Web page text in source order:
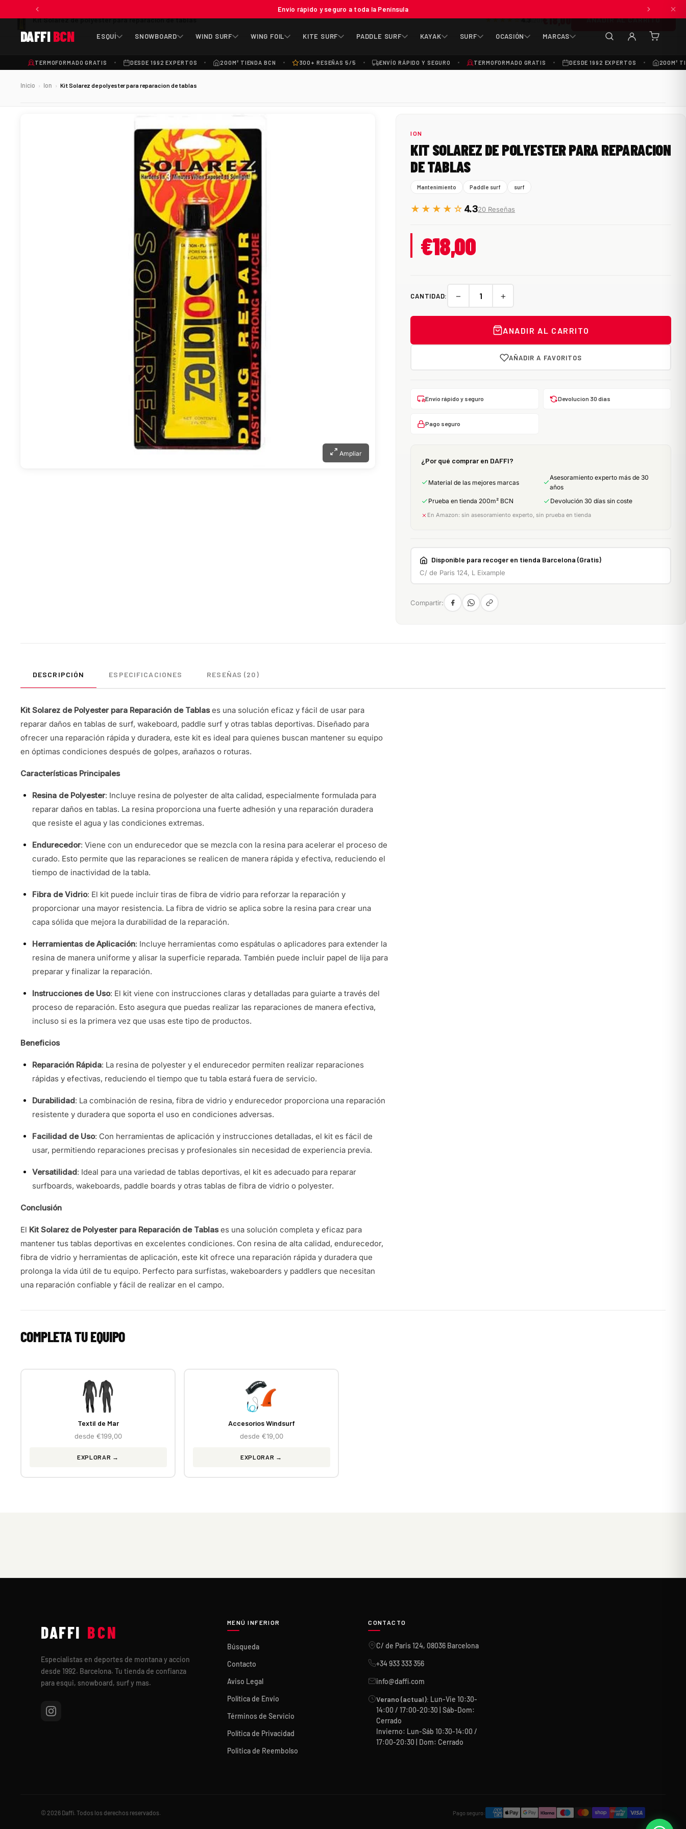
Envío rápido y seguro a toda la Península
DAFFIBCN ESQUÍ SNOWBOARD WIND SURF WING FOIL KITE SURF PADDLE SURF KAYAK SURF OCASIÓN MARCAS
(0
TERMOFORMADO GRATIS DESDE 1992 EXPERTOS 200M² TIENDA BCN 300+ RESEÑAS 5/5 ENVÍO RÁPIDO Y SEGURO TERMOFORMADO GRATIS DESDE 1992 EXPERTOS 200M²
Kit Solarez de polyester para reparacion de tablas ★★★★☆4.3(20)€18,00 ANADIR AL CARRITO
Inicio › Ion › Kit Solarez de polyester para reparacion de tablas
Ampliar
ION
KIT SOLAREZ DE POLYESTER PARA REPARACION
DE TABLAS
Mantenimiento Paddle surf surf
★★★★☆ 4.320 Reseñas
€18,00
CANTIDAD: − +
ANADIR AL CARRITO
AÑADIR A FAVORITOS
Envío rápido y seguro Devolucion 30 dias
Pago seguro
¿Por qué comprar en DAFFI?
Material de las mejores marcas
Asesoramiento experto más de 30
años
Prueba en tienda 200m² BCN
Devolución 30 días sin coste
En Amazon: sin asesoramiento experto, sin prueba en tienda
Disponible para recoger en tienda Barcelona (Gratis)
C/ de Paris 124, L Eixample
Compartir:
DESCRIPCIÓN ESPECIFICACIONES RESEÑAS (20)
Kit Solarez de Polyester para Reparación de Tablases una solución eficaz y fácil de usar para
reparar daños en tablas de surf, wakeboard, paddle surf y otras tablas deportivas. Diseñado para
ofrecer una reparación rápida y duradera, este kit es ideal para quienes buscan mantener su equipo
en óptimas condiciones después de golpes, arañazos o roturas.
Características Principales
Resina de Polyester: Incluye resina de polyester de alta calidad, especialmente formulada para
reparar daños en tablas. La resina proporciona una fuerte adhesión y una reparación duradera
que resiste el agua y las condiciones extremas.
Endurecedor: Viene con un endurecedor que se mezcla con la resina para acelerar el proceso de
curado. Esto permite que las reparaciones se realicen de manera rápida y efectiva, reduciendo el
tiempo de inactividad de la tabla.
Fibra de Vidrio: El kit puede incluir tiras de fibra de vidrio para reforzar la reparación y
proporcionar una mayor resistencia. La fibra de vidrio se aplica sobre la resina para crear una
capa sólida que mejora la durabilidad de la reparación.
Herramientas de Aplicación: Incluye herramientas como espátulas o aplicadores para extender la
resina de manera uniforme y alisar la superficie reparada. También puede incluir papel de lija para
preparar y finalizar la reparación.
Instrucciones de Uso: El kit viene con instrucciones claras y detalladas para guiarte a través del
proceso de reparación. Esto asegura que puedas realizar las reparaciones de manera efectiva,
incluso si es la primera vez que usas este tipo de productos.
Beneficios
Reparación Rápida: La resina de polyester y el endurecedor permiten realizar reparaciones
rápidas y efectivas, reduciendo el tiempo que tu tabla estará fuera de servicio.
Durabilidad: La combinación de resina, fibra de vidrio y endurecedor proporciona una reparación
resistente y duradera que soporta el uso en condiciones adversas.
Facilidad de Uso: Con herramientas de aplicación y instrucciones detalladas, el kit es fácil de
usar, permitiendo reparaciones precisas y profesionales sin necesidad de experiencia previa.
Versatilidad: Ideal para una variedad de tablas deportivas, el kit es adecuado para reparar
surfboards, wakeboards, paddle boards y otras tablas de fibra de vidrio o polyester.
Conclusión
El Kit Solarez de Polyester para Reparación de Tablases una solución completa y eficaz para
mantener tus tablas deportivas en excelentes condiciones. Con resina de alta calidad, endurecedor,
fibra de vidrio y herramientas de aplicación, este kit ofrece una reparación rápida y duradera que
prolonga la vida útil de tu equipo. Perfecto para surfistas, wakeboarders y paddlers que necesitan
una reparación confiable y fácil de realizar en el campo.
COMPLETA TU EQUIPO
Textil de Mar
desde €199,00
EXPLORAR →
Accesorios Windsurf
desde €19,00
EXPLORAR →
DAFFI BCN
Especialistas en deportes de montana y accion
desde 1992. Barcelona. Tu tienda de confianza
para esqui, snowboard, surf y mas.
MENÚ INFERIOR
Búsqueda
Contacto
Aviso Legal
Política de Envio
Términos de Servicio
Política de Privacidad
Politica de Reembolso
CONTACTO
C/ de Paris 124, 08036 Barcelona
+34 933 333 356
info@daffi.com
Verano (actual): Lun-Vie 10:30-
14:00 / 17:00-20:30 | Sáb-Dom:
Cerrado
Invierno: Lun-Sáb 10:30-14:00 /
17:00-20:30 | Dom: Cerrado
© 2026 Daffi. Todos los derechos reservados. Pago seguro: